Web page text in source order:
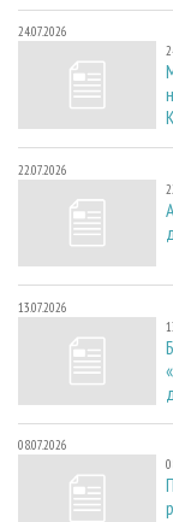
24.07.2026
22.07.2026
13.07.2026
08.07.2026